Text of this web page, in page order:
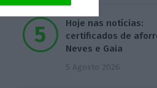
Hoje nas notícias:
certificados de
Neves e Gaia
5 Agosto 2026